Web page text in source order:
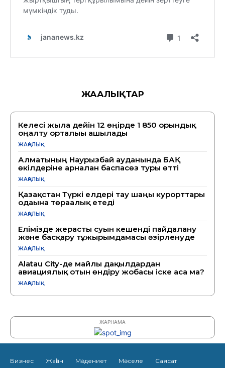
ЖАҢАЛЫҚТАР
Келесі жылға дейін 12 өңірде 1 850 орындық
оңалту орталығы ашылады
ЖАҢАЛЫҚ
Алматының Наурызбай ауданында БАҚ
өкілдеріне арналған баспасөз туры өтті
ЖАҢАЛЫҚ
Қазақстан Түркі елдері тау шаңғы курорттары
одағына төрағалық етеді
ЖАҢАЛЫҚ
Елімізде жерасты суын кешенді пайдалану
және басқару тұжырымдамасы әзірленуде
ЖАҢАЛЫҚ
Alatau City-де майлы дақылдардан
авиациялық отын өндіру жобасы іске аса ма?
ЖАҢАЛЫҚ
ЖАРНАМА
Бизнес Жаһан Мәдениет Мәселе
Саясат